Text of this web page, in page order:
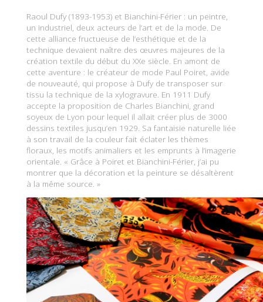
Raoul Dufy (1893-1953) et Bianchini-Férier : un peintre,
un industriel, deux acteurs de l’art et de la mode. De
cette alliance fructueuse de l’esthétique et de la
technique devaient naître des œuvres majeures de la
création textile du début du XXe siècle. En amont de
cette aventure : le créateur de mode Paul Poiret, avide
de nouveauté, qui propose à Dufy de transposer sur
tissu la technique de la xylogravure. En 1911 Dufy
accepte la proposition de Charles Bianchini, grand
soyeux de Lyon pour lequel il allait créer plus de 3000
dessins textiles jusqu’en 1929. Sa fantaisie naturelle liée
à son travail de la couleur fait éclater les thèmes
floraux, les motifs animaliers et les emprunts à l’imagerie
orientale. « Grâce à Poiret et Bianchini-Férier, j’ai pu
montrer que la décoration et la peinture se désaltèrent
à la même source. »